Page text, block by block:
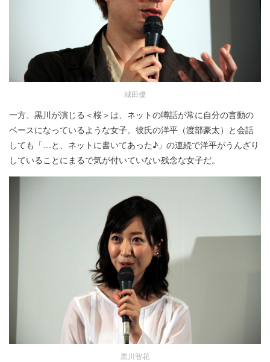
城田優
一方、黒川が演じる＜桜＞は、ネットの噂話が常に自分の言動の
ベースになっているような女子。彼氏の洋平（渡部豪太）と会話
しても「…と、ネットに書いてあった♪」の連続で洋平がうんざり
していることにまるで気が付いていない残念な女子だ。
黒川智花